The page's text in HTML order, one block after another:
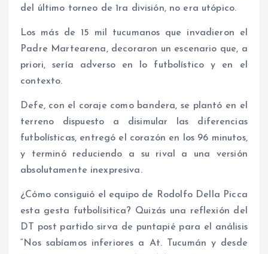
del último torneo de 1ra división, no era utópico.
Los más de 15 mil tucumanos que invadieron el
Padre Martearena, decoraron un escenario que, a
priori, sería adverso en lo futbolístico y en el
contexto.
Defe, con el coraje como bandera, se plantó en el
terreno dispuesto a disimular las diferencias
futbolísticas, entregó el corazón en los 96 minutos,
y terminó reduciendo a su rival a una versión
absolutamente inexpresiva.
¿Cómo consiguió el equipo de Rodolfo Della Picca
esta gesta futbolísitica? Quizás una reflexión del
DT post partido sirva de puntapié para el análisis
“Nos sabíamos inferiores a At. Tucumán y desde